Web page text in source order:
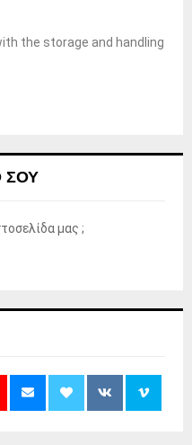
the storage and handling
ΣΟΥ
μας ;